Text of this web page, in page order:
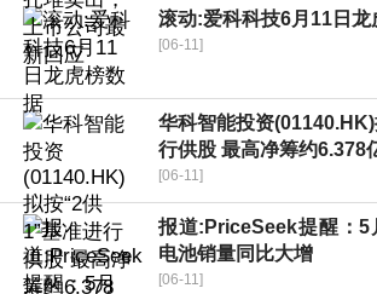
滚动:爱科科技6月11日龙
[06-11]
华科智能投资
行供股 最高净筹约6.378
[06-11]
报道:PriceSeek提醒：5
电池销量同比大增
[06-11]